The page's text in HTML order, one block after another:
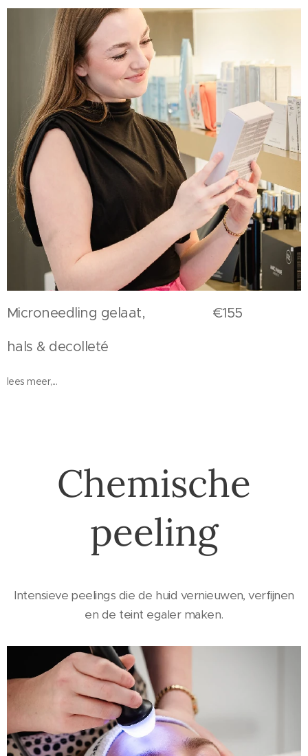
Microneedling gelaat, €155
hals & decolleté
lees meer,...
Chemische
peeling
Intensieve peelings die de huid vernieuwen, verfijnen
en de teint egaler maken.